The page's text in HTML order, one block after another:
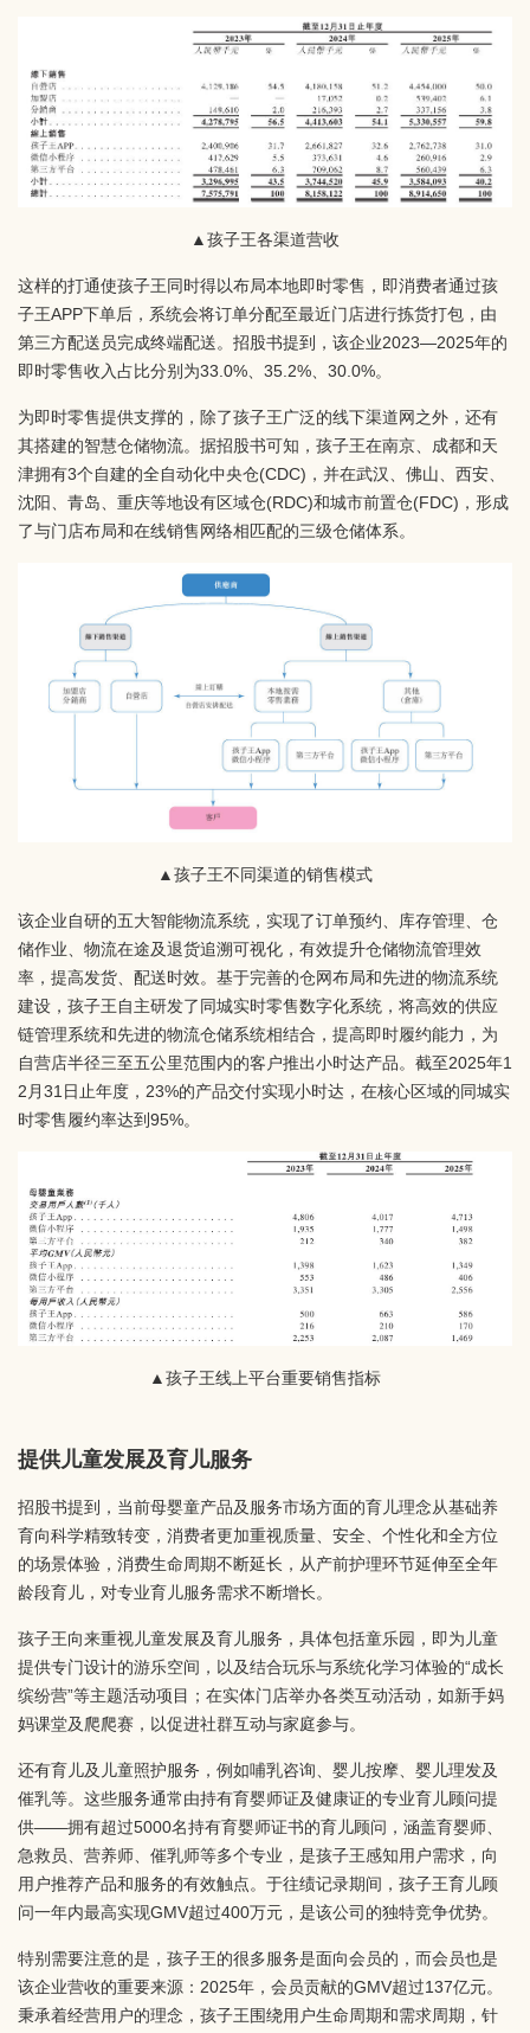
▲孩子王各渠道营收
这样的打通使孩子王同时得以布局本地即时零售，即消费者通过孩
子王APP下单后，系统会将订单分配至最近门店进行拣货打包，由
第三方配送员完成终端配送。招股书提到，该企业2023—2025年的
即时零售收入占比分别为33.0%、35.2%、30.0%。
为即时零售提供支撑的，除了孩子王广泛的线下渠道网之外，还有
其搭建的智慧仓储物流。据招股书可知，孩子王在南京、成都和天
津拥有3个自建的全自动化中央仓(CDC)，并在武汉、佛山、西安、
沈阳、青岛、重庆等地设有区域仓(RDC)和城市前置仓(FDC)，形成
了与门店布局和在线销售网络相匹配的三级仓储体系。
▲孩子王不同渠道的销售模式
该企业自研的五大智能物流系统，实现了订单预约、库存管理、仓
储作业、物流在途及退货追溯可视化，有效提升仓储物流管理效
率，提高发货、配送时效。基于完善的仓网布局和先进的物流系统
建设，孩子王自主研发了同城实时零售数字化系统，将高效的供应
链管理系统和先进的物流仓储系统相结合，提高即时履约能力，为
自营店半径三至五公里范围内的客户推出小时达产品。截至2025年1
2月31日止年度，23%的产品交付实现小时达，在核心区域的同城实
时零售履约率达到95%。
▲孩子王线上平台重要销售指标
提供儿童发展及育儿服务
招股书提到，当前母婴童产品及服务市场方面的育儿理念从基础养
育向科学精致转变，消费者更加重视质量、安全、个性化和全方位
的场景体验，消费生命周期不断延长，从产前护理环节延伸至全年
龄段育儿，对专业育儿服务需求不断增长。
孩子王向来重视儿童发展及育儿服务，具体包括童乐园，即为儿童
提供专门设计的游乐空间，以及结合玩乐与系统化学习体验的“成长
缤纷营”等主题活动项目；在实体门店举办各类互动活动，如新手妈
妈课堂及爬爬赛，以促进社群互动与家庭参与。
还有育儿及儿童照护服务，例如哺乳咨询、婴儿按摩、婴儿理发及
催乳等。这些服务通常由持有育婴师证及健康证的专业育儿顾问提
供——拥有超过5000名持有育婴师证书的育儿顾问，涵盖育婴师、
急救员、营养师、催乳师等多个专业，是孩子王感知用户需求，向
用户推荐产品和服务的有效触点。于往绩记录期间，孩子王育儿顾
问一年内最高实现GMV超过400万元，是该公司的独特竞争优势。
特别需要注意的是，孩子王的很多服务是面向会员的，而会员也是
该企业营收的重要来源：2025年，会员贡献的GMV超过137亿元。
秉承着经营用户的理念，孩子王围绕用户生命周期和需求周期，针